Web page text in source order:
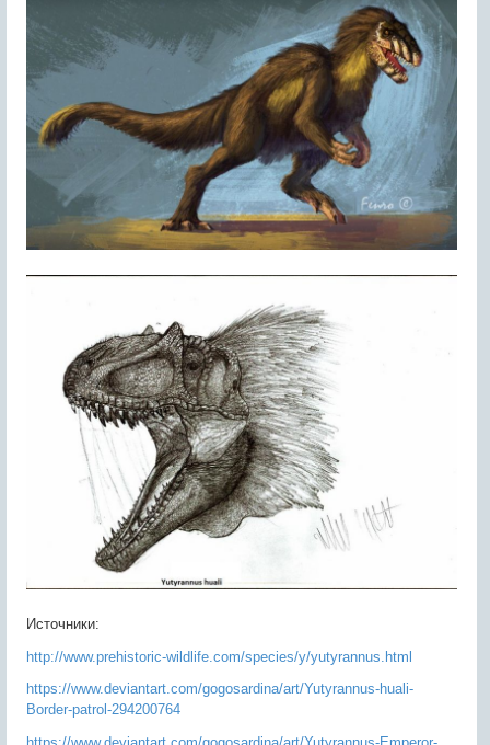
Источники:
http://www.prehistoric-wildlife.com/species/y/yutyrannus.html
https://www.deviantart.com/gogosardina/art/Yutyrannus-huali-
Border-patrol-294200764